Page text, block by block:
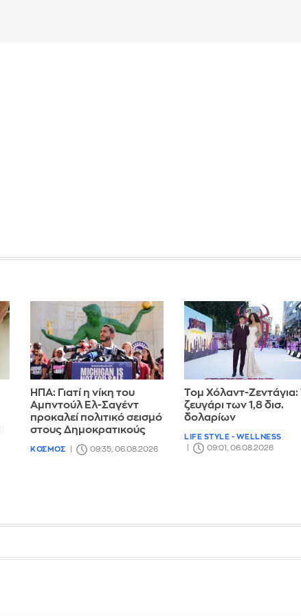
ΗΠΑ: Γιατί η νίκη του
Αμπντούλ Ελ-Σαγέντ
προκαλεί πολιτικό σεισμό
στους Δημοκρατικούς
ΚΟΣΜΟΣ 09:35, 06.08.2026
Τομ Χόλαντ-Ζεντάγια:
ζευγάρι των 1,8 δισ.
δολαρίων
LIFE STYLE - WELLNESS
09:01, 06.08.2026